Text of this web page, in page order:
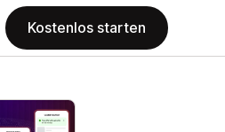
Kostenlos starten